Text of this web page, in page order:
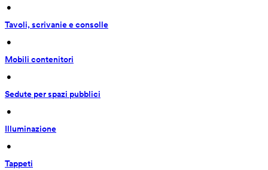
•
Tavoli, scrivanie e consolle
•
Mobili contenitori
•
Sedute per spazi pubblici
•
Illuminazione
•
Tappeti